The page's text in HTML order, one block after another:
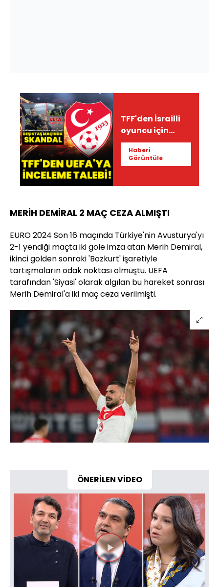
TFF'den İsrailli
oyuncu için
inceleme talebi!
Haberi
Görüntüle
MERİH DEMİRAL 2 MAÇ CEZA ALMIŞTI
EURO 2024 Son 16 maçında Türkiye'nin Avusturya'yı
2-1 yendiği maçta iki gole imza atan Merih Demiral,
ikinci golden sonraki 'Bozkurt' işaretiyle
tartışmaların odak noktası olmuştu. UEFA
tarafından 'Siyasi' olarak algılan bu hareket sonrası
Merih Demiral'a iki maç ceza verilmişti.
ÖNERİLEN VİDEO
Videoyu
Oynat